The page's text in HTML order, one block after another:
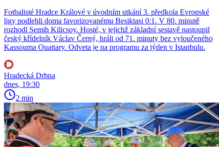
Fotbalisté Hradce Králové v úvodním utkání 3. předkola Evropské
ligy podlehli doma favorizovanému Besiktasi 0:1. V 80. minutě
rozhodl Semih Kilicsoy. Hosté, v jejichž základní sestavě nastoupil
český křídelník Václav Černý, hráli od 71. minuty bez vyloučeného
Kassouma Ouattary. Odveta je na programu za týden v Istanbulu.
Hradecká Drbna
dnes, 19:30
2 min